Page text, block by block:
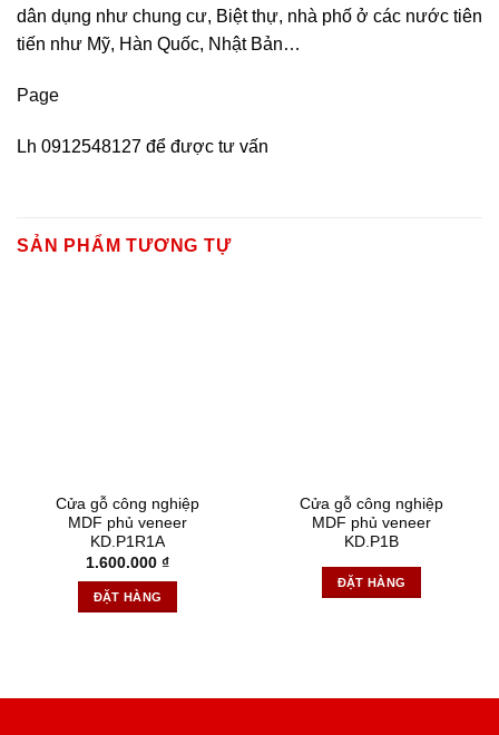
dân dụng như chung cư, Biệt thự, nhà phố ở các nước tiên
tiến như Mỹ, Hàn Quốc, Nhật Bản…
Page
Lh 0912548127 để được tư vấn
SẢN PHẨM TƯƠNG TỰ
Cửa gỗ công nghiệp
MDF phủ veneer
KD.P1R1A
1.600.000 ₫
ĐẶT HÀNG
Cửa gỗ công nghiệp
MDF phủ veneer
KD.P1B
ĐẶT HÀNG